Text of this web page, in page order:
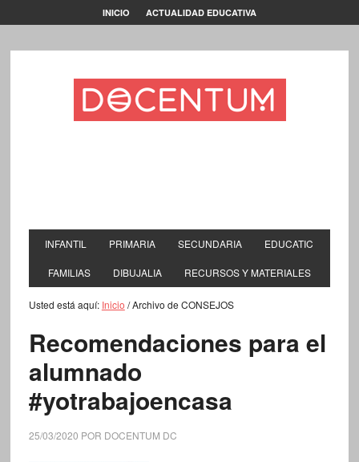
INICIO ACTUALIDAD EDUCATIVA
INFANTIL PRIMARIA SECUNDARIA EDUCATIC
FAMILIAS DIBUJALIA RECURSOS Y MATERIALES
Usted está aquí: Inicio /Archivo de CONSEJOS
Recomendaciones para el
alumnado
#yotrabajoencasa
25/03/2020 POR DOCENTUM DC